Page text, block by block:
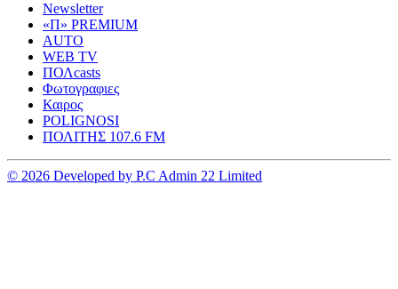
Newsletter
«Π» PREMIUM
AUTO
WEB TV
ΠΟΛcasts
Φωτογραφιες
Καιρος
POLIGNOSI
ΠΟΛΙΤΗΣ 107.6 FM
© 2026 Developed by P.C Admin 22 Limited